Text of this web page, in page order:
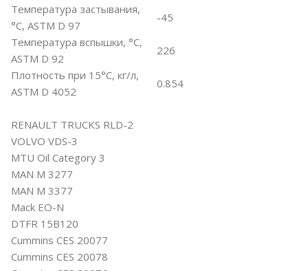
Температура застывания,
°С, ASTM D 97
-45
Температура вспышки, °С,
ASTM D 92
226
Плотность при 15°С, кг/л,
ASTM D 4052
0.854
RENAULT TRUCKS RLD-2
VOLVO VDS-3
MTU Oil Category 3
MAN M 3277
MAN M 3377
Mack EO-N
DTFR 15B120
Cummins CES 20077
Cummins CES 20078